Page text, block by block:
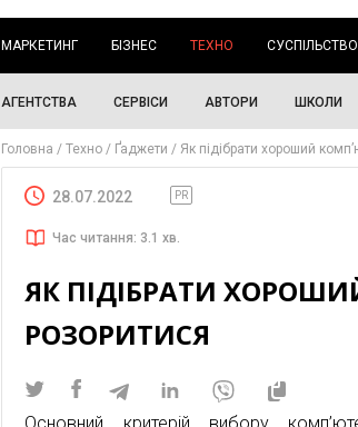
МАРКЕТИНГ БІЗНЕС ТЕХНО СУСПІЛЬСТВО
АГЕНТСТВА СЕРВІСИ АВТОРИ ШКОЛИ
Головна Техно Ґаджети Як підібрати хороший
28.07.2022 PR
Час читання: 3.1 хв.
ЯК ПІДІБРАТИ
РОЗОРИТИСЯ